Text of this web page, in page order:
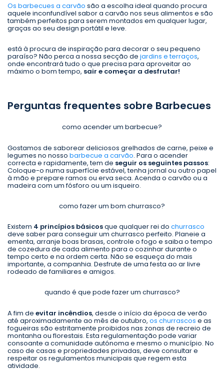
Os barbecues a carvão são a escolha ideal quando procura
aquele inconfundível sabor a carvão nos seus alimentos e são
também perfeitos para serem montados em qualquer lugar,
graças ao seu design portátil e leve.
está à procura de inspiração para decorar o seu pequeno
paraíso? Não perca a nossa secção de jardins e terraços,
onde encontrará tudo o que precisa para aproveitar ao
máximo o bom tempo, sair e começar a desfrutar!
Perguntas frequentes sobre Barbecues
como acender um barbecue?
Gostamos de saborear deliciosos grelhados de carne, peixe e
legumes no nosso barbecue a carvão. Para o acender
correcta e rapidamente, tem de seguir os seguintes passos:
Coloque-o numa superfície estável, tenha jornal ou outro papel
à mão e prepare ramos ou erva seca. Acenda o carvão ou a
madeira com um fósforo ou um isqueiro.
como fazer um bom churrasco?
Existem 4 princípios básicosque qualquer rei do churrasco
deve saber para conseguir um churrasco perfeito. Planeie a
ementa, arranje boas brasas, controle o fogo e saiba o tempo
de cozedura de cada alimento para o cozinhar durante o
tempo certo e na ordem certa. Não se esqueça do mais
importante, a companhia. Desfrute de uma festa ao ar livre
rodeado de familiares e amigos.
quando é que pode fazer um churrasco?
A fim de evitar incêndios, desde o início da época de verão
até aproximadamente ao mês de outubro, os churrascos e as
fogueiras são estritamente proibidos nas zonas de recreio de
montanha ou florestais. Esta regulamentação pode variar
consoante a comunidade autónoma e mesmo o município. No
caso de casas e propriedades privadas, deve consultar e
respeitar os regulamentos municipais que regem esta
atividade.